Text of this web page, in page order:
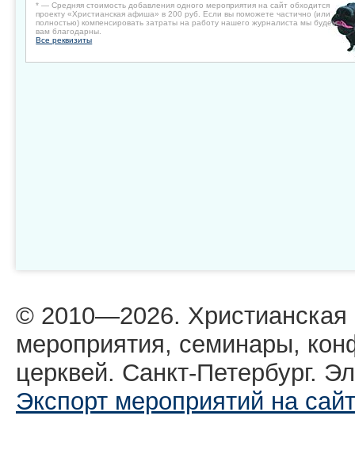
* — Средняя стоимость добавления одного мероприятия на сайт обходится
проекту «Христианская афиша» в 200 руб. Если вы поможете частично (или
полностью) компенсировать затраты на работу нашего журналиста мы будем
вам благодарны.
Все реквизиты
© 2010—2026.
мероприятия, семинары,
церквей. Санкт-Петербург.
Экспорт мероприятий на сайт